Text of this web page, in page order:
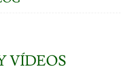
VÍDEOS